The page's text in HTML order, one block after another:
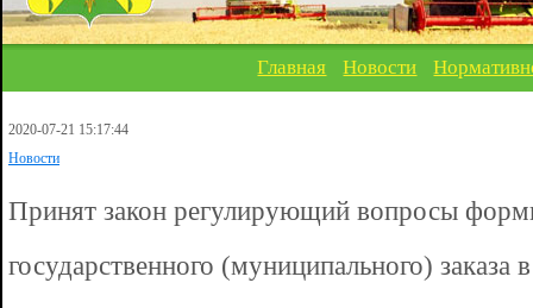
Главная Новости
2020-07-21 15:17:44
Новости
Принят закон регулирующий вопросы
государственного (муниципального) заказа